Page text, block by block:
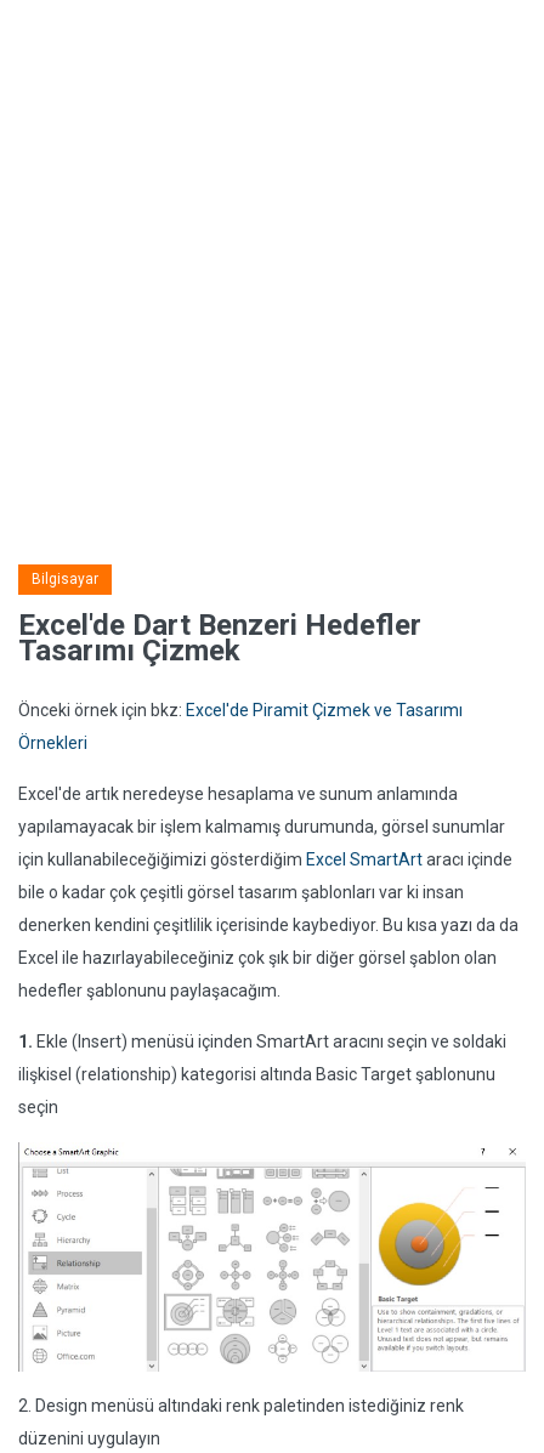
Bilgisayar
Excel'de Dart Benzeri Hedefler
Tasarımı Çizmek
Önceki örnek için bkz: Excel'de Piramit Çizmek ve Tasarımı
Örnekleri
Excel'de artık neredeyse hesaplama ve sunum anlamında
yapılamayacak bir işlem kalmamış durumunda, görsel sunumlar
için kullanabileceğiğimizi gösterdiğim Excel SmartArtaracı içinde
bile o kadar çok çeşitli görsel tasarım şablonları var ki insan
denerken kendini çeşitlilik içerisinde kaybediyor. Bu kısa yazı da da
Excel ile hazırlayabileceğiniz çok şık bir diğer görsel şablon olan
hedefler şablonunu paylaşacağım.
1. Ekle (Insert) menüsü içinden SmartArt aracını seçin ve soldaki
ilişkisel (relationship) kategorisi altında Basic Target şablonunu
seçin
2. Design menüsü altındaki renk paletinden istediğiniz renk
düzenini uygulayın